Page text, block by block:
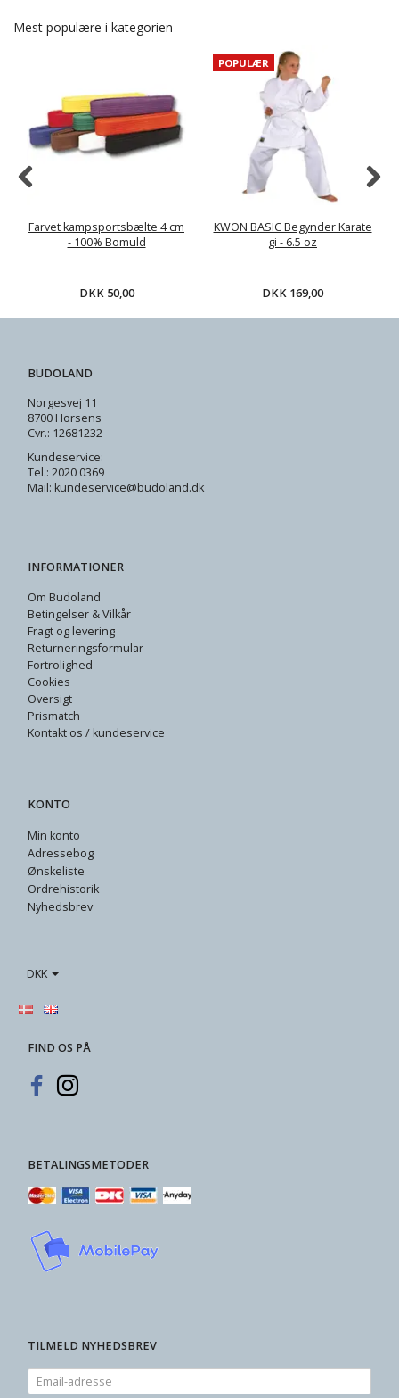
Mest populære i kategorien
Farvet kampsportsbælte 4 cm
- 100% Bomuld
DKK 50,00
POPULÆR
KWON BASIC Begynder Karate
gi - 6.5 oz
DKK 169,00
BUDOLAND
Norgesvej 11
8700 Horsens
Cvr.: 12681232
Kundeservice:
Tel.: 2020 0369
Mail: kundeservice@budoland.dk
INFORMATIONER
Om Budoland
Betingelser & Vilkår
Fragt og levering
Returneringsformular
Fortrolighed
Cookies
Oversigt
Prismatch
Kontakt os / kundeservice
KONTO
Min konto
Adressebog
Ønskeliste
Ordrehistorik
Nyhedsbrev
DKK
FIND OS PÅ
BETALINGSMETODER
TILMELD NYHEDSBREV
Email-
adresse